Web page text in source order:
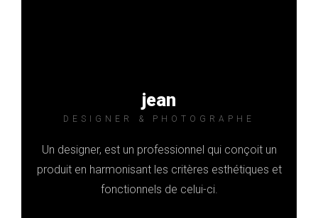
jean
DESIGNER & PHOTOGRAPHE
Un designer, est un professionnel qui conçoit un
produit en harmonisant les critères esthétiques et
fonctionnels de celui-ci.